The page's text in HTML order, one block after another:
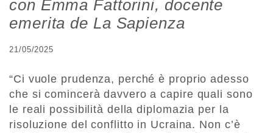
con Emma Fattorini, docente
emerita de La Sapienza
21/05/2025
“Ci vuole prudenza, perché è proprio adesso
che si comincerà davvero a capire quali sono
le reali possibilità della diplomazia per la
risoluzione del conflitto in Ucraina. Non c’è